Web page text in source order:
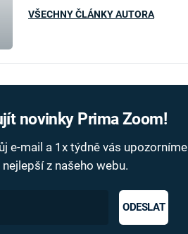
VŠECHNY ČLÁNKY AUTORA
novinky Prima Zoom!
e-mail a 1x týdně vás upozorníme
z našeho webu.
ODESLAT